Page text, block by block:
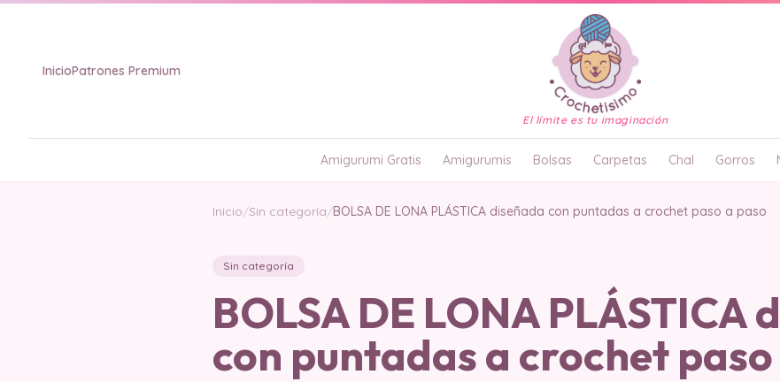
InicioPatrones Premium
El límite es tu imaginación
Amigurumi Gratis Amigurumis Bolsas Carpetas Chal Gorros
Inicio/Sin categoría/BOLSA DE LONA PLÁSTICA diseñada con puntadas a crochet paso a paso
Sin categoría
BOLSA DE LONA PLÁSTICA
con puntadas a crochet